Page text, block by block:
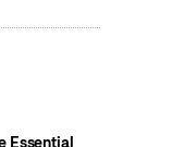
Essential